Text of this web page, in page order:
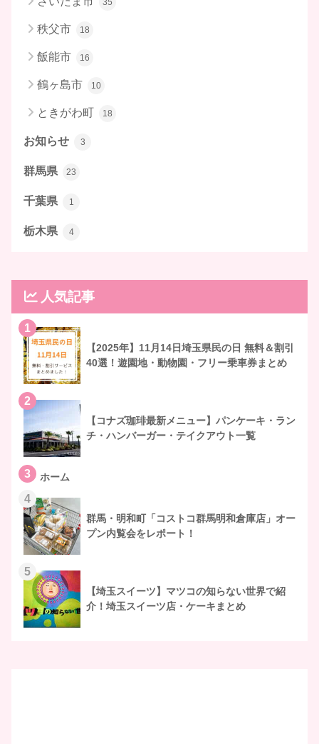
秩父市 18
飯能市 16
鶴ヶ島市 10
ときがわ町 18
お知らせ 3
群馬県 23
千葉県 1
栃木県 4
人気記事
1
【2025年】11月14日埼玉県民の日 無料＆割引
40選！遊園地・動物園・フリー乗車券まとめ
2
【コナズ珈琲最新メニュー】パンケーキ・ラン
チ・ハンバーガー・テイクアウト一覧
3 ホーム
4
群馬・明和町「コストコ群馬明和倉庫店」オー
プン内覧会をレポート！
5
【埼玉スイーツ】マツコの知らない世界で紹
介！埼玉スイーツ店・ケーキまとめ